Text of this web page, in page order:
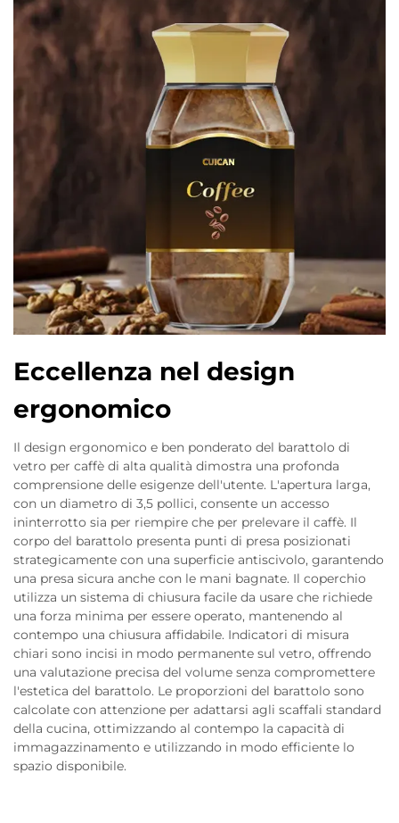
Eccellenza nel design
ergonomico
Il design ergonomico e ben ponderato del barattolo di
vetro per caffè di alta qualità dimostra una profonda
comprensione delle esigenze dell'utente. L'apertura larga,
con un diametro di 3,5 pollici, consente un accesso
ininterrotto sia per riempire che per prelevare il caffè. Il
corpo del barattolo presenta punti di presa posizionati
strategicamente con una superficie antiscivolo, garantendo
una presa sicura anche con le mani bagnate. Il coperchio
utilizza un sistema di chiusura facile da usare che richiede
una forza minima per essere operato, mantenendo al
contempo una chiusura affidabile. Indicatori di misura
chiari sono incisi in modo permanente sul vetro, offrendo
una valutazione precisa del volume senza compromettere
l'estetica del barattolo. Le proporzioni del barattolo sono
calcolate con attenzione per adattarsi agli scaffali standard
della cucina, ottimizzando al contempo la capacità di
immagazzinamento e utilizzando in modo efficiente lo
spazio disponibile.